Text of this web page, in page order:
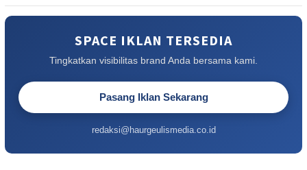
SPACE IKLAN TERSEDIA
Tingkatkan visibilitas brand Anda bersama kami.
Pasang Iklan Sekarang
redaksi@haurgeulismedia.co.id